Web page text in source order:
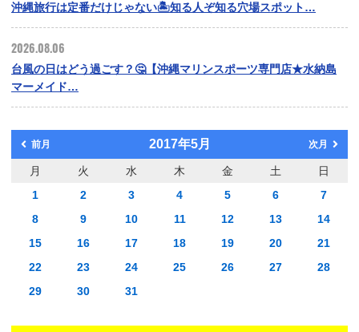
沖縄旅行は定番だけじゃない🏝️知る人ぞ知る穴場スポット…
2026.08.06
台風の日はどう過ごす？🤔【沖縄マリンスポーツ専門店★水納島
マーメイド…
前月 2017年5月 次月
月 火 水 木 金 土
日
1
2 3 4 5 6
7
8
9 10 11 12 13
14
15
16 17 18 19 20
21
22
23 24 25 26 27
28
29
30 31